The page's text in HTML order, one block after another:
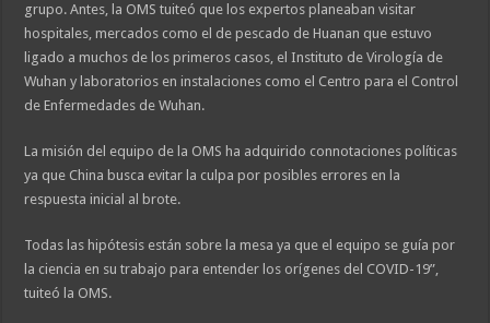
grupo. Antes, la OMS tuiteó que los expertos planeaban visitar
hospitales, mercados como el de pescado de Huanan que estuvo
ligado a muchos de los primeros casos, el Instituto de Virología de
Wuhan y laboratorios en instalaciones como el Centro para el Control
de Enfermedades de Wuhan.
La misión del equipo de la OMS ha adquirido connotaciones políticas
ya que China busca evitar la culpa por posibles errores en la
respuesta inicial al brote.
Todas las hipótesis están sobre la mesa ya que el equipo se guía por
la ciencia en su trabajo para entender los orígenes del COVID-19”,
tuiteó la OMS.